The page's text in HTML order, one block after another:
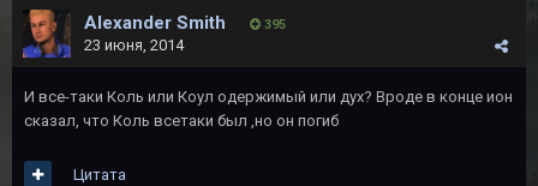
Alexander Smith 395
23 июня, 2014
И все-таки Коль или Коул одержимый или дух? Вроде в конце ион
сказал, что Коль всетаки был ,но он погиб
Цитата